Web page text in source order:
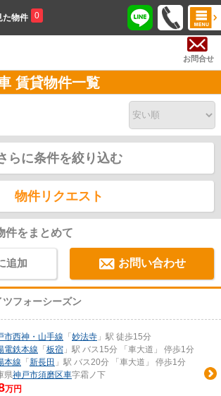
た物件 0
お問合せ
賃貸物件一覧
らに条件を絞り込む
物件リクエスト
件をまとめて
追加 お問い合わせ
ツフォーシーズン
市西神・山手線 「 妙法寺 」駅 徒歩15分
電鉄本線 「 板宿 」駅 バス15分 「車大道」 停歩1分
本線 「 新長田 」駅 バス20分 「車大道」 停歩1分
県神戸市須磨区車字霜ノ下
万円